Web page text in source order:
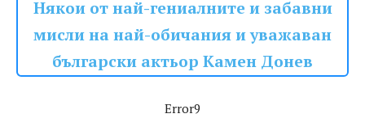
Някои от най-гениалните и забавни
мисли на най-обичания и уважаван
български актьор Камен Донев
Error9